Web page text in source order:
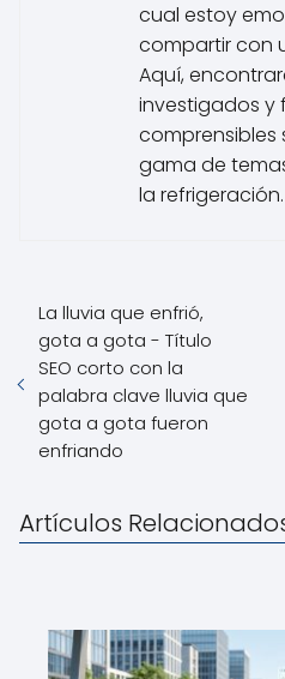
cual estoy
compartir con
Aquí,
investigados y
comprensibles
gama de
la refrigeración.
La lluvia que enfrió,
gota a gota - Título
SEO corto con la
palabra clave lluvia que
gota a gota fueron
enfriando
Artículos